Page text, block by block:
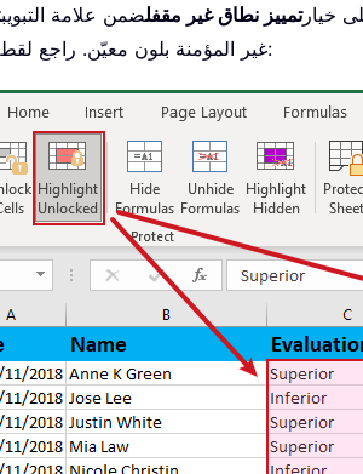
خيارتمييز نطاق غير مقفلضمن علامة التبويب
غير المؤمنة بلون معيّن. راجع لقطة الشاشة: